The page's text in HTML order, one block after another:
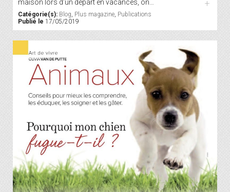
maison lors d’un départ en vacances, on…
+
Catégorie(s): Blog, Plus magazine, Publications
Publié le 17/05/2019